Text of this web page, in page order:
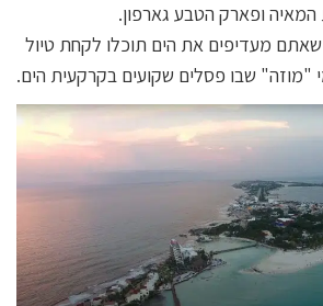
ופארק הטבע גארפון.
מעדיפים את הים תוכלו לקחת טיול
"מוזה" שבו פסלים שקועים בקרקעית הים.